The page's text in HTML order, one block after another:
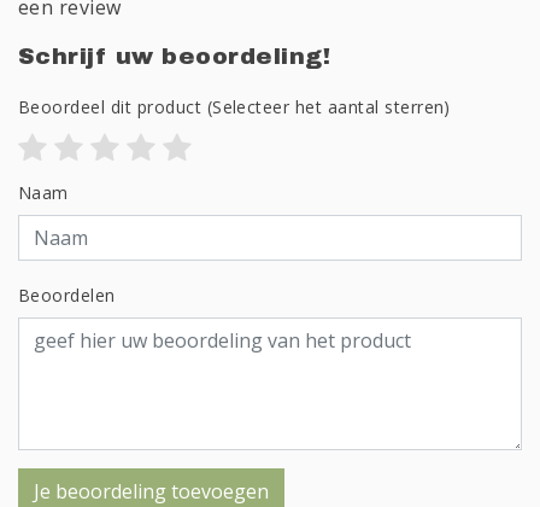
een review
Schrijf uw beoordeling!
Beoordeel dit product (Selecteer het aantal sterren)
Naam
Beoordelen
Je beoordeling toevoegen